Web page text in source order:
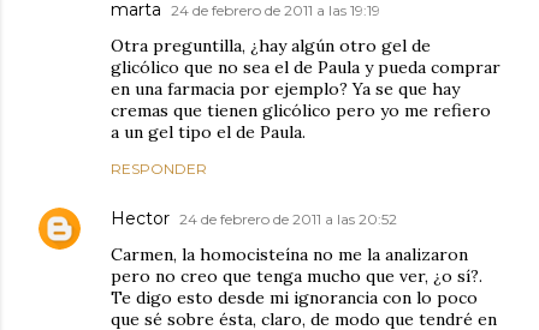
marta 24 de febrero de 2011 a las 19:19
Otra preguntilla, ¿hay algún otro gel de
glicólico que no sea el de Paula y pueda comprar
en una farmacia por ejemplo? Ya se que hay
cremas que tienen glicólico pero yo me refiero
a un gel tipo el de Paula.
RESPONDER
Hector 24 de febrero de 2011 a las 20:52
Carmen, la homocisteína no me la analizaron
pero no creo que tenga mucho que ver, ¿o sí?.
Te digo esto desde mi ignorancia con lo poco
que sé sobre ésta, claro, de modo que tendré en